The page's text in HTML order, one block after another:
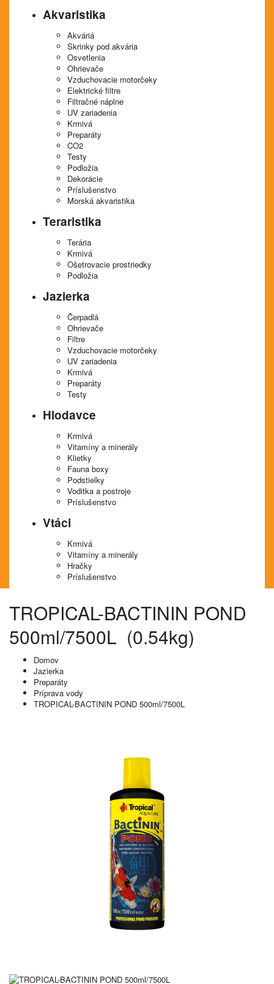
Akvaristika
Akváriá
Skrinky pod akvária
Osvetlenia
Ohrievače
Vzduchovacie motorčeky
Elektrické filtre
Filtračné náplne
UV zariadenia
Krmivá
Preparáty
CO2
Testy
Podložia
Dekorácie
Príslušenstvo
Morská akvaristika
Teraristika
Terária
Krmivá
Ošetrovacie prostriedky
Podložia
Jazierka
Čerpadlá
Ohrievače
Filtre
Vzduchovacie motorčeky
UV zariadenia
Krmivá
Preparáty
Testy
Hlodavce
Krmivá
Vitamíny a minerály
Klietky
Fauna boxy
Podstielky
Voditka a postroje
Príslušenstvo
Vtáci
Krmivá
Vitamíny a minerály
Hračky
Príslušenstvo
TROPICAL-BACTININ POND
500ml/7500L (0.54kg)
Domov
Jazierka
Preparáty
Príprava vody
TROPICAL-BACTININ POND 500ml/7500L